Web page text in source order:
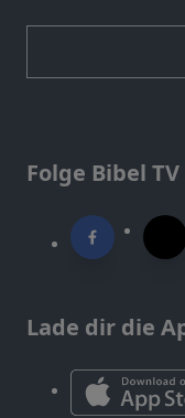
Folge Bibel
Lade dir die